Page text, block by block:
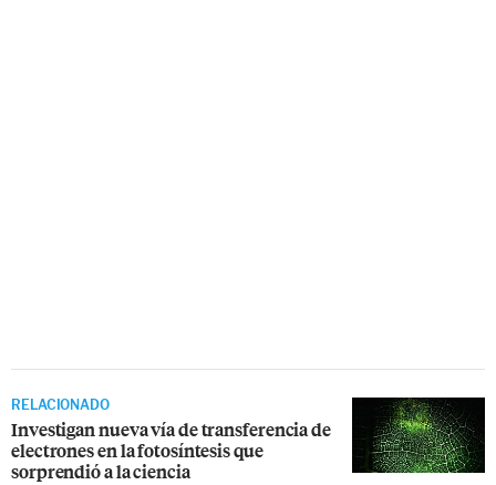
RELACIONADO
Investigan nueva vía de transferencia de
electrones en la fotosíntesis que
sorprendió a la ciencia